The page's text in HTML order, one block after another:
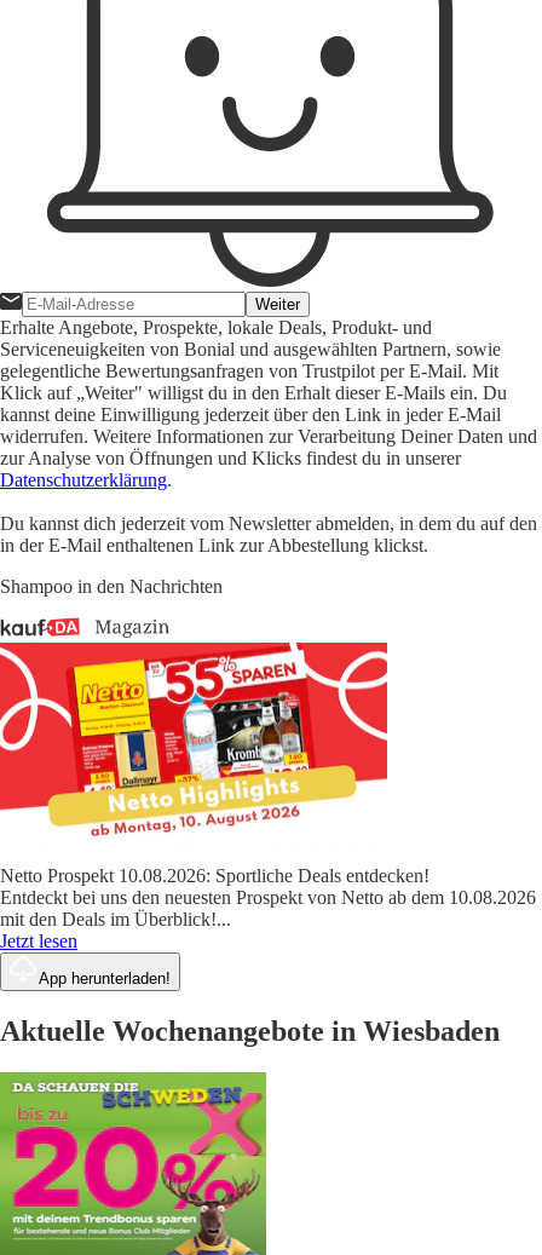
Weiter
Erhalte Angebote, Prospekte, lokale Deals, Produkt- und
Serviceneuigkeiten von Bonial und ausgewählten Partnern, sowie
gelegentliche Bewertungsanfragen von Trustpilot per E-Mail. Mit
Klick auf „Weiter" willigst du in den Erhalt dieser E-Mails ein. Du
kannst deine Einwilligung jederzeit über den Link in jeder E-Mail
widerrufen. Weitere Informationen zur Verarbeitung Deiner Daten und
zur Analyse von Öffnungen und Klicks findest du in unserer
Datenschutzerklärung.
Du kannst dich jederzeit vom Newsletter abmelden, in dem du auf den
in der E-Mail enthaltenen Link zur Abbestellung klickst.
Shampoo in den Nachrichten
Netto Prospekt 10.08.2026: Sportliche Deals entdecken!
Entdeckt bei uns den neuesten Prospekt von Netto ab dem 10.08.2026
mit den Deals im Überblick!...
Jetzt lesen
App herunterladen!
Aktuelle Wochenangebote in Wiesbaden